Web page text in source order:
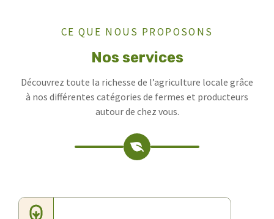
CE QUE NOUS PROPOSONS
Nos services
Découvrez toute la richesse de l’agriculture locale grâce
à nos différentes catégories de fermes et producteurs
autour de chez vous.